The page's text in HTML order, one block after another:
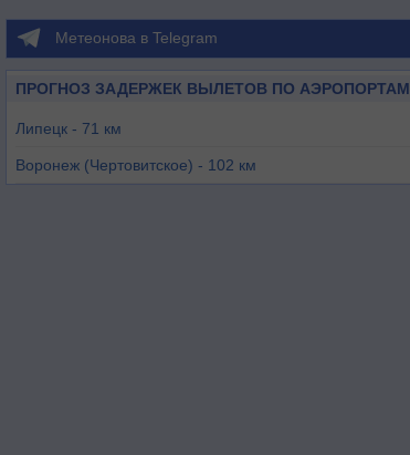
Метеонова в Telegram
ПРОГНОЗ ЗАДЕРЖЕК ВЫЛЕТОВ ПО АЭРОПОРТАМ
Липецк - 71 км
Воронеж (Чертовитское) - 102 км